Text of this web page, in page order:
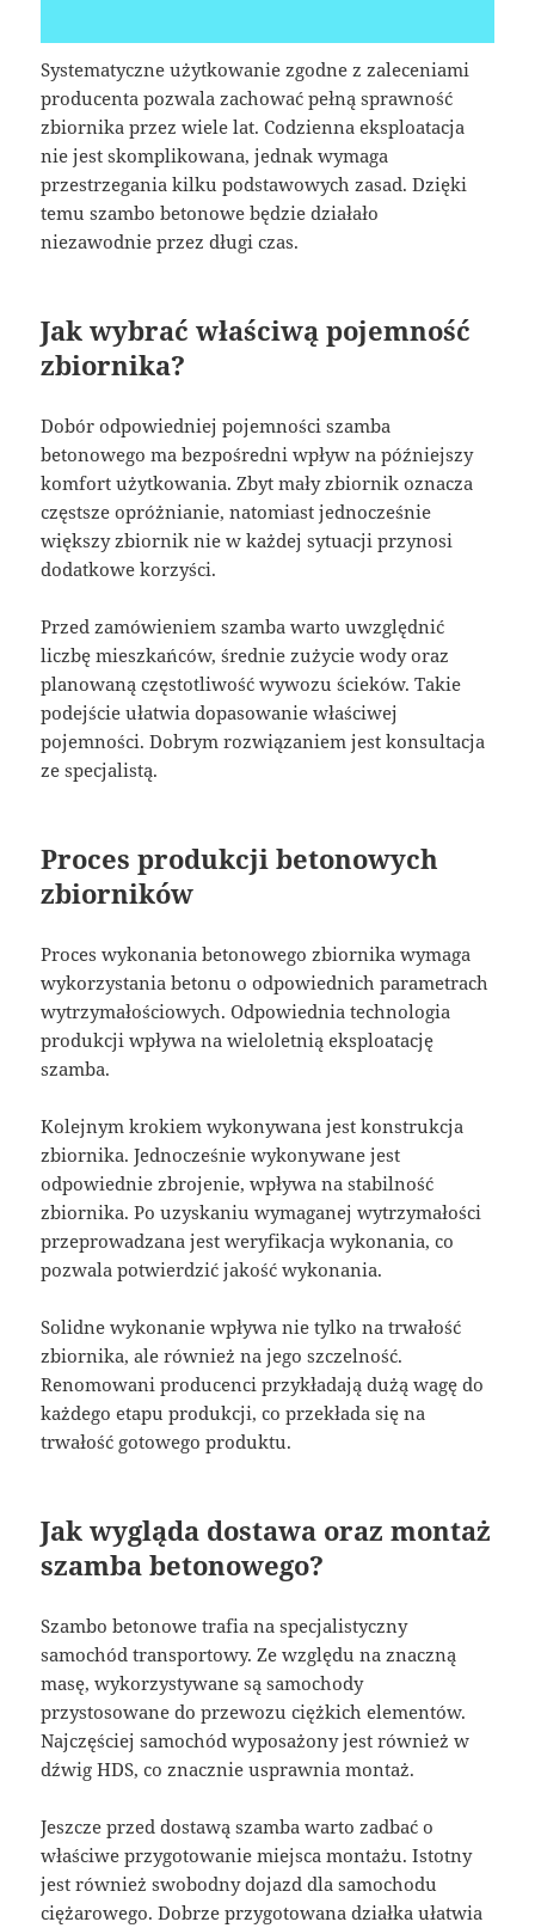
Systematyczne użytkowanie zgodne z zaleceniami
producenta pozwala zachować pełną sprawność
zbiornika przez wiele lat. Codzienna eksploatacja
nie jest skomplikowana, jednak wymaga
przestrzegania kilku podstawowych zasad. Dzięki
temu szambo betonowe będzie działało
niezawodnie przez długi czas.
Jak wybrać właściwą pojemność
zbiornika?
Dobór odpowiedniej pojemności szamba
betonowego ma bezpośredni wpływ na późniejszy
komfort użytkowania. Zbyt mały zbiornik oznacza
częstsze opróżnianie, natomiast jednocześnie
większy zbiornik nie w każdej sytuacji przynosi
dodatkowe korzyści.
Przed zamówieniem szamba warto uwzględnić
liczbę mieszkańców, średnie zużycie wody oraz
planowaną częstotliwość wywozu ścieków. Takie
podejście ułatwia dopasowanie właściwej
pojemności. Dobrym rozwiązaniem jest konsultacja
ze specjalistą.
Proces produkcji betonowych
zbiorników
Proces wykonania betonowego zbiornika wymaga
wykorzystania betonu o odpowiednich parametrach
wytrzymałościowych. Odpowiednia technologia
produkcji wpływa na wieloletnią eksploatację
szamba.
Kolejnym krokiem wykonywana jest konstrukcja
zbiornika. Jednocześnie wykonywane jest
odpowiednie zbrojenie, wpływa na stabilność
zbiornika. Po uzyskaniu wymaganej wytrzymałości
przeprowadzana jest weryfikacja wykonania, co
pozwala potwierdzić jakość wykonania.
Solidne wykonanie wpływa nie tylko na trwałość
zbiornika, ale również na jego szczelność.
Renomowani producenci przykładają dużą wagę do
każdego etapu produkcji, co przekłada się na
trwałość gotowego produktu.
Jak wygląda dostawa oraz montaż
szamba betonowego?
Szambo betonowe trafia na specjalistyczny
samochód transportowy. Ze względu na znaczną
masę, wykorzystywane są samochody
przystosowane do przewozu ciężkich elementów.
Najczęściej samochód wyposażony jest również w
dźwig HDS, co znacznie usprawnia montaż.
Jeszcze przed dostawą szamba warto zadbać o
właściwe przygotowanie miejsca montażu. Istotny
jest również swobodny dojazd dla samochodu
ciężarowego. Dobrze przygotowana działka ułatwia